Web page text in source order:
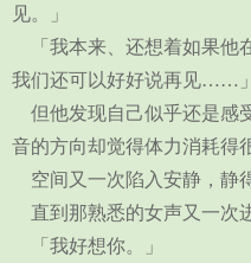
见。」
「我本来、还想着如果他
我们还可以好好说再见……」
但他发现自己似乎还是感
音的方向却觉得体力消耗得
空间又一次陷入安静，静
直到那熟悉的女声又一次
「我好想你。」